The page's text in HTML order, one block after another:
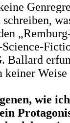
schreiben,
Ballard
Weise
wie